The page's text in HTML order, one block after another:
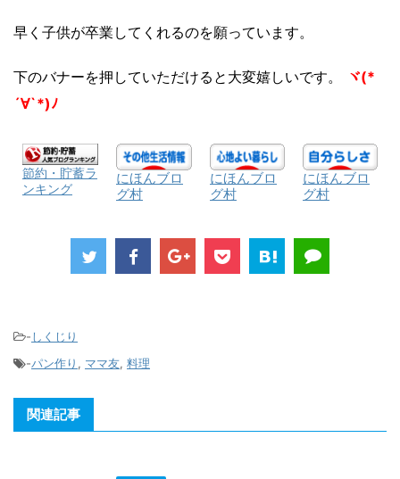
早く子供が卒業してくれるのを願っています。
下のバナーを押していただけると大変嬉しいです。
ヾ(*
´∀`*)ﾉ
節約・貯蓄ラ
ンキング
にほんブロ
グ村
にほんブロ
グ村
にほんブロ
グ村
-しくじり
-パン作り , ママ友, 料理
関連記事